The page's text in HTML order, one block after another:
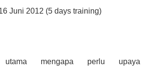
Juni 2012 (5 days training)
utama mengapa perlu upaya